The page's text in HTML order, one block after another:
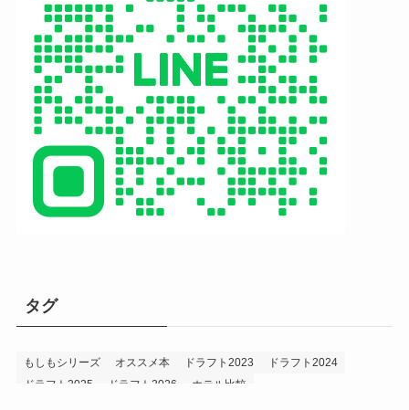
タグ
もしもシリーズ オススメ本 ドラフト2023
ドラフト2024
ドラフト2025
ドラフト2026
ホテル比較